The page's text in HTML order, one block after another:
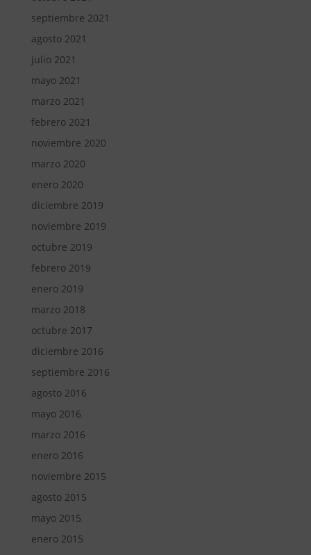
septiembre 2021
agosto 2021
julio 2021
mayo 2021
marzo 2021
febrero 2021
noviembre 2020
marzo 2020
enero 2020
diciembre 2019
noviembre 2019
octubre 2019
febrero 2019
enero 2019
marzo 2018
octubre 2017
diciembre 2016
septiembre 2016
agosto 2016
mayo 2016
marzo 2016
enero 2016
noviembre 2015
agosto 2015
mayo 2015
enero 2015